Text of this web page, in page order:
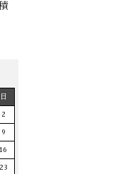
日
2
9
16
23